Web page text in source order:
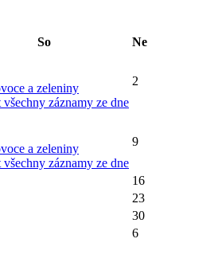
So Ne
a zeleniny
všechny záznamy ze dne
2
a zeleniny
všechny záznamy ze dne
9
16
23
30
6